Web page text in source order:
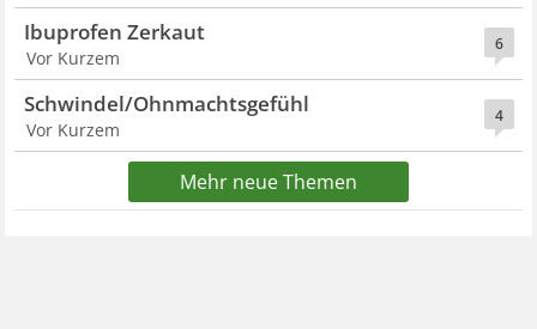
6
Ibuprofen Zerkaut
Vor Kurzem
4
Schwindel/Ohnmachtsgefühl
Vor Kurzem
Mehr neue Themen